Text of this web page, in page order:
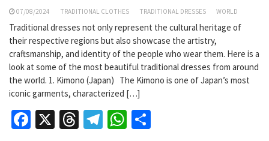
07/08/2024 TRADITIONAL CLOTHES TRADITIONAL DRESSES WORLD
Traditional dresses not only represent the cultural heritage of
their respective regions but also showcase the artistry,
craftsmanship, and identity of the people who wear them. Here is a
look at some of the most beautiful traditional dresses from around
the world. 1. Kimono (Japan) The Kimono is one of Japan’s most
iconic garments, characterized […]
Facebook
X Threads
Telegram
WhatsApp